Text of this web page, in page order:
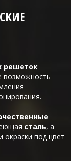
решеток
возможность
сталь, а
окраски под цвет